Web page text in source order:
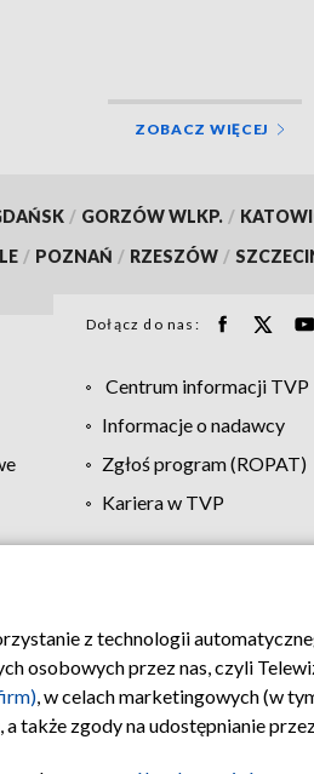
ZOBACZ WIĘCEJ
/ GORZÓW WLKP. /
/ POZNAŃ / RZESZÓW /
Dołącz do nas:
Centrum informacji TVP
Informacje o nadawcy
Zgłoś program (ROPAT)
Kariera w TVP
prywatności Moje zgody
z technologii
osobowych przez nas, czyli
, w celach marketingowych (w
także zgody na udostępnianie